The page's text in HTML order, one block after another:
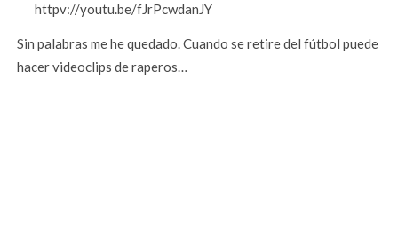
httpv://youtu.be/fJrPcwdanJY
Sin palabras me he quedado. Cuando se retire del fútbol puede
hacer videoclips de raperos…